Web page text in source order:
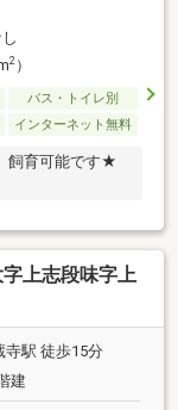
2）
バス・トイレ別
インターネット無料
飼育可能です★
上志段味字上
寺駅 徒歩15分
建